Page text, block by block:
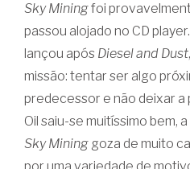
Sky Miningfoi
passou alojado no CD
lançou após Diesel and Dust
missão: tentar ser algo
predecessor e não deixar a
Oil saiu-se muitíssimo bem,
Sky Mining goza de muito